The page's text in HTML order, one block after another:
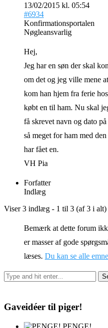
13/02/2015 kl. 05:54
#6934
Konfirmationsportalen
Nøgleansvarlig
Hej,
Jeg har en søn der skal
om det og jeg ville mene
kom han hjem fra ferie
købt en til ham. Nu skal
få skrevet navn og dato
så meget for ham med
har fået en.
VH Pia
Forfatter
Indlæg
Viser 3 indlæg - 1 til 3 (af 3 i alt)
Bemærk at dette forum
er masser af gode
læses. Du kan se alle
Gaveidéer til piger!
PENGE!